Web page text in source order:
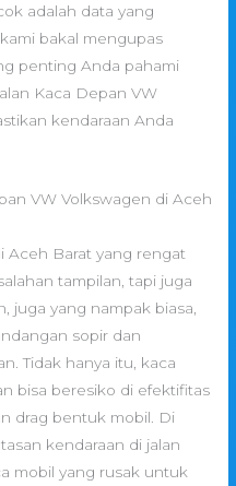
adalah data yang
bakal mengupas
penting Anda pahami
Kaca Depan VW
kendaraan Anda
VW Volkswagen di Aceh
Aceh Barat yang rengat
tampilan, tapi juga
juga yang nampak biasa,
sopir dan
Tidak hanya itu, kaca
bisa beresiko di efektifitas
drag bentuk mobil. Di
kendaraan di jalan
mobil yang rusak untuk